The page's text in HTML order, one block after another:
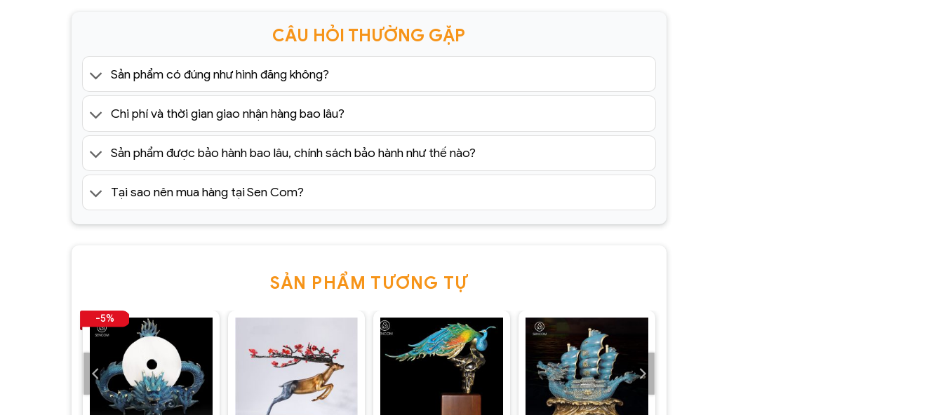
CÂU HỎI THƯỜNG GẶP
Sản phẩm có đúng như hình đăng không?
Chi phí và thời gian giao nhận hàng bao lâu?
Sản phẩm được bảo hành bao lâu, chính sách bảo hành như thế nào?
Tại sao nên mua hàng tại Sen Com?
SẢN PHẨM TƯƠNG TỰ
-5%